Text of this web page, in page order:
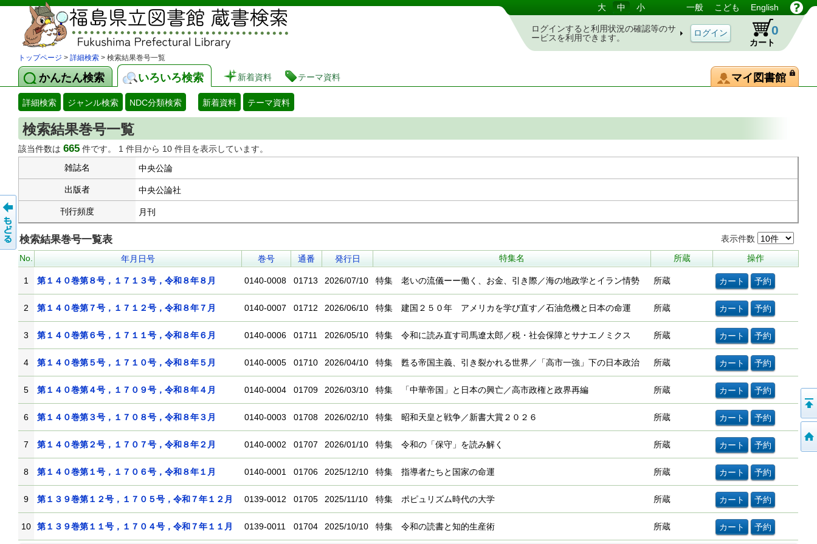
図書館 蔵書検索・予約システム 大 中 小 一般 こども English
ログインすると利用状況の確認等のサ
ービスを利用できます。
カート
0
トップページ > 詳細検索 > 検索結果巻号一覧
かんたん検索 いろいろ検索 新着資料 テーマ資料 マイ図書館
詳細検索 ジャンル検索 NDC分類検索 新着資料 テーマ資料
検索結果巻号一覧
該当件数は 665 件です。 1 件目から 10 件目を表示しています。
雑誌名
中央公論
出版者 中央公論社
刊行頻度 月刊
検索結果巻号一覧表
表示件数
No.
年月日号 巻号 通番 発行日 特集名 所蔵 操作
1 第１４０巻第８号，１７１３号，令和８年８月 0140-0008 01713 2026/07/10 特集 老いの流儀ーー働く、お金、引き際／海の地政学とイラン情勢 所蔵
2 第１４０巻第７号，１７１２号，令和８年７月 0140-0007 01712 2026/06/10 特集 建国２５０年 アメリカを学び直す／石油危機と日本の命運 所蔵
3 第１４０巻第６号，１７１１号，令和８年６月 0140-0006 01711 2026/05/10 特集 令和に読み直す司馬遼太郎／税・社会保障とサナエノミクス 所蔵
4 第１４０巻第５号，１７１０号，令和８年５月 0140-0005 01710 2026/04/10 特集 甦る帝国主義、引き裂かれる世界／「高市一強」下の日本政治 所蔵
5 第１４０巻第４号，１７０９号，令和８年４月 0140-0004 01709 2026/03/10 特集 「中華帝国」と日本の興亡／高市政権と政界再編 所蔵
6 第１４０巻第３号，１７０８号，令和８年３月 0140-0003 01708 2026/02/10 特集 昭和天皇と戦争／新書大賞２０２６ 所蔵
7 第１４０巻第２号，１７０７号，令和８年２月 0140-0002 01707 2026/01/10 特集 令和の「保守」を読み解く 所蔵
8 第１４０巻第１号，１７０６号，令和８年１月 0140-0001 01706 2025/12/10 特集 指導者たちと国家の命運 所蔵
9 第１３９巻第１２号，１７０５号，令和７年１２月 0139-0012 01705 2025/11/10 特集 ポピュリズム時代の大学 所蔵
10 第１３９巻第１１号，１７０４号，令和７年１１月 0139-0011 01704 2025/10/10 特集 令和の読書と知的生産術 所蔵